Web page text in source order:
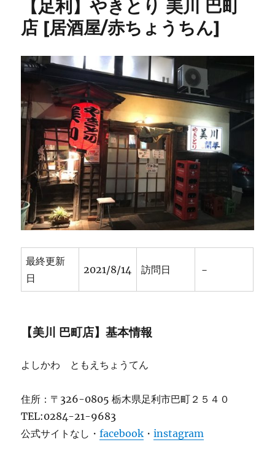
め
の
舗
と
言
え
ば
コ
コ！
テ
イ
ク
ウ
ト
も
★★★★
【足利】やきとり 美川 巴町
店 [居酒屋/赤ちょうちん]
最終更新
日
2021/8/14 訪問日 －
【美川 巴町店】基本情報
よしかわ ともえちょうてん
住所：〒326-0805 栃木県足利市巴町２５４０
TEL:0284-21-9683
公式サイトなし・facebook ・instagram